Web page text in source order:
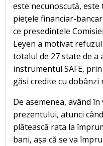
este necunoscută,
piețele financiar-
ce președintele
Leyen a motivat
totalul de 27 state de a
instrumentul SAFE,
găsi credite cu dobânzi
De asemenea, având
prezentului, atunci
plătească rata la
bani, așa că se va